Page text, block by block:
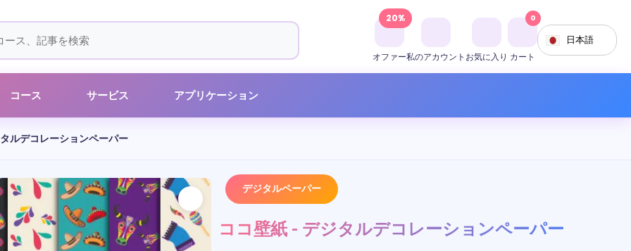
オファー
20%
私のアカウント お気に入り カート
0
日本語
コース サービス アプリケーション
ルデコレーションペーパー
デジタルペーパー
ココ壁紙 - デジタルデコレーションペーパー